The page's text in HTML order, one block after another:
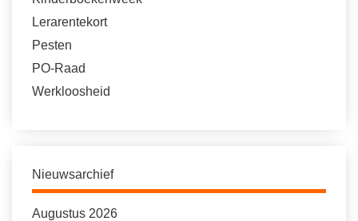
Lerarentekort
Pesten
PO-Raad
Werkloosheid
Nieuwsarchief
Augustus 2026